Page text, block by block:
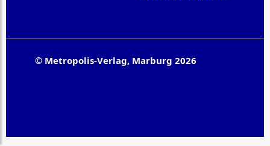
© Metropolis-Verlag, Marburg 2026